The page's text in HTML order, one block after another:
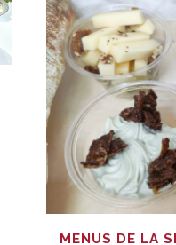
MENUS DE LA